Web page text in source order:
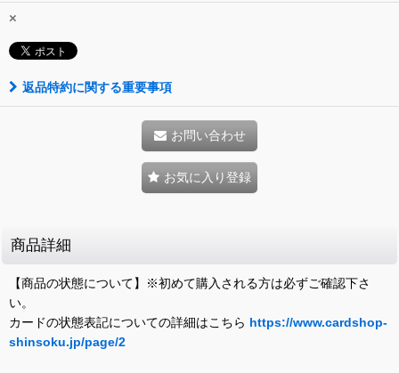
×
返品特約に関する重要事項
お問い合わせ
お気に入り登録
商品詳細
【商品の状態について】※初めて購入される方は必ずご確認下さ
い。
カードの状態表記についての詳細はこちら https://www.cardshop-
shinsoku.jp/page/2